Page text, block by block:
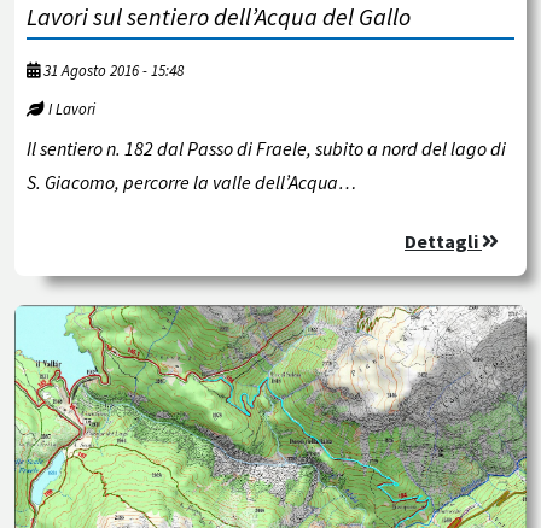
Lavori sul sentiero dell’Acqua del Gallo
31 Agosto 2016 - 15:48
I Lavori
Il sentiero n. 182 dal Passo di Fraele, subito a nord del lago di
S. Giacomo, percorre la valle dell’Acqua…
Dettagli